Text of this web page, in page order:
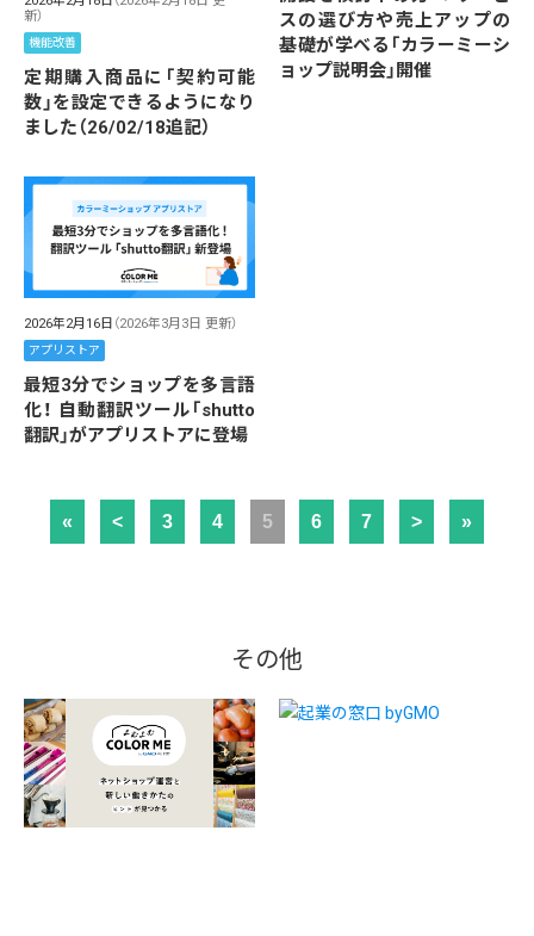
新）
機能改善
定期購入商品に「契約可能
数」を設定できるようになり
ました（26/02/18追記）
スの選び方や売上アップの
基礎が学べる「カラーミーシ
ョップ説明会」開催
2026年2月16日 （2026年3月3日 更新）
アプリストア
最短3分でショップを多言語
化！ 自動翻訳ツール「shutto
翻訳」がアプリストアに登場
« < 3 4 5 6 7 > »
その他